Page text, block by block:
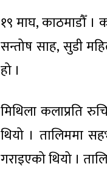
१९ माघ, काठमाडौँ ।
सन्तोष साह, सुडी
हो ।
मिथिला कलाप्रति
थियो । तालिममा
गराइएको थियो ।